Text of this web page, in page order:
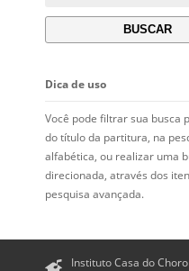
Dica de uso
Você pode filtrar sua busca
do título da partitura, na
alfabética, ou realizar uma
direcionada, através dos
pesquisa avançada.
Instituto Casa do